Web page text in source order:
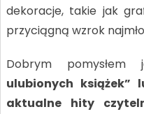
dekoracje, takie jak
przyciągną wzrok
Dobrym
ulubionych książek”
aktualne hity